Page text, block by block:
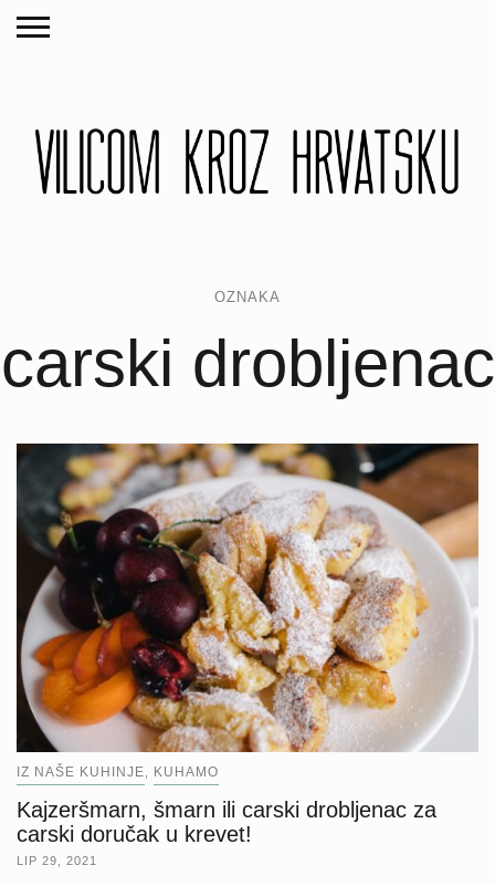
OZNAKA
carski drobljenac
IZ NAŠE KUHINJE KUHAMO
Kajzeršmarn, šmarn ili carski drobljenac za
carski doručak u krevet!
LIP 29, 2021